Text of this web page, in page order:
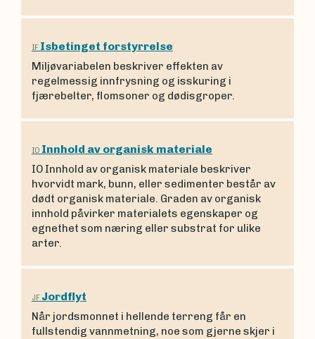
IF Isbetinget forstyrrelse
Miljøvariabelen beskriver effekten av
regelmessig innfrysning og isskuring i
fjærebelter, flomsoner og dødisgroper.
IO Innhold av organisk materiale
IO Innhold av organisk materiale beskriver
hvorvidt mark, bunn, eller sedimenter består av
dødt organisk materiale. Graden av organisk
innhold påvirker materialets egenskaper og
egnethet som næring eller substrat for ulike
arter.
JF Jordflyt
Når jordsmonnet i hellende terreng får en
fullstendig vannmetning, noe som gjerne skjer i